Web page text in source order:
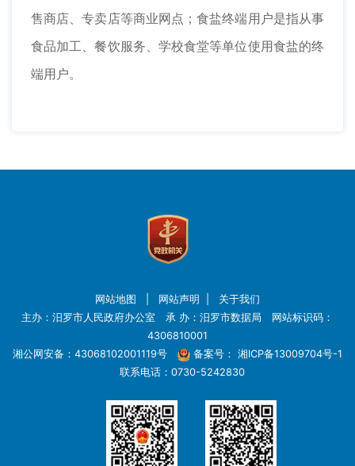
售商店、专卖店等商业网点；食盐终端用户是指从事
食品加工、餐饮服务、学校食堂等单位使用食盐的终
端用户。
网站地图 网站声明
关于我们
主办：汨罗市人民政府办公室 承 办：汨罗市数据局 网站标识码：
4306810001
湘公网安备：43068102001119号
备案号： 湘ICP备13009704号-1
联系电话：0730-5242830